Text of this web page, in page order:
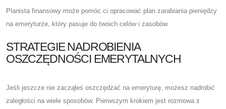
Planista finansowy może pomóc ci opracować plan zarabiania pieniędzy
na emeryturze, który pasuje do twoich celów i zasobów.
STRATEGIE NADROBIENIA
OSZCZĘDNOŚCI EMERYTALNYCH
Jeśli jeszcze nie zacząłeś oszczędzać na emeryturę, możesz nadrobić
zaległości na wiele sposobów. Pierwszym krokiem jest rozmowa z